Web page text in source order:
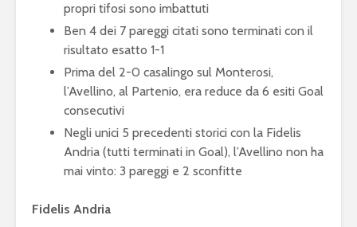
propri tifosi sono imbattuti
Ben 4 dei 7 pareggi citati sono terminati con il
risultato esatto 1-1
Prima del 2-0 casalingo sul Monterosi,
l’Avellino, al Partenio, era reduce da 6 esiti Goal
consecutivi
Negli unici 5 precedenti storici con la Fidelis
Andria (tutti terminati in Goal), l’Avellino non ha
mai vinto: 3 pareggi e 2 sconfitte
Fidelis Andria